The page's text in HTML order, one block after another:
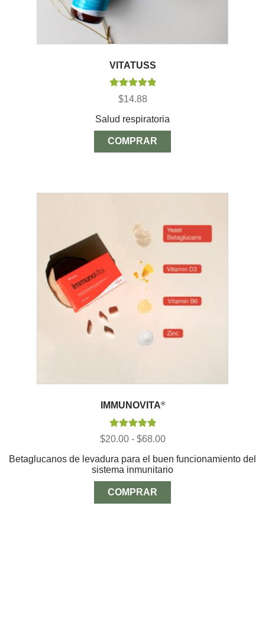
VITATUSS
Valorado con
$14.88
Salud respiratoria
COMPRAR
IMMUNOVITA®
Valorado con
$20.00 - $68.00Rango
precios:
desde
$20.00
$68.00
Betaglucanos de levadura para el buen funcionamiento del
sistema inmunitario
COMPRAR